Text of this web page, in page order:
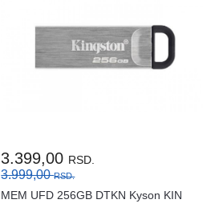
3.399,00 RSD.
3.999,00RSD.
MEM UFD 256GB DTKN Kyson KIN